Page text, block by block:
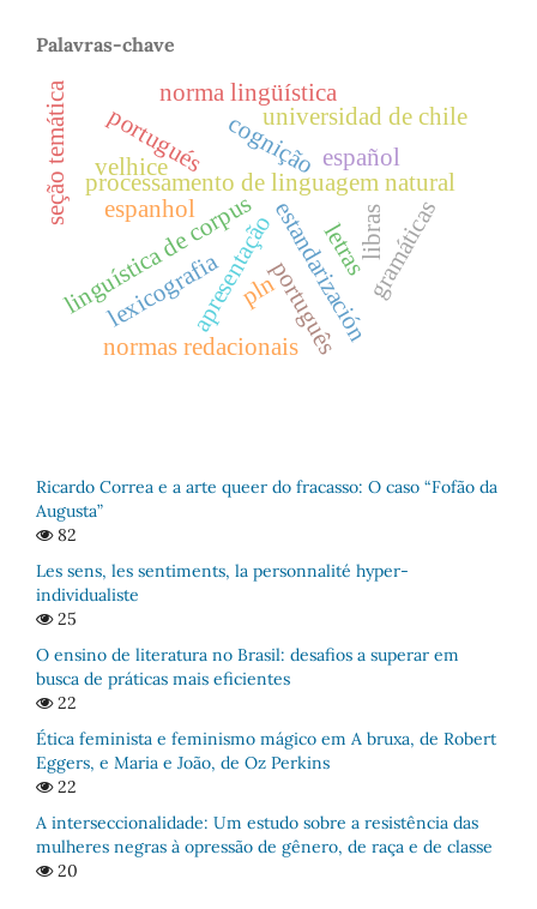
Palavras-chave
linguística de corpus
processamento de linguagem natural
letras
apresentação
seção temática cognição
estandarizacióngramáticas
universidad de chile
norma lingüística
portugués español
português
espanhol
normas redacionais
libras
lexicografia pln
velhice
Ricardo Correa e a arte queer do fracasso: O caso “Fofão da
Augusta”
82
Les sens, les sentiments, la personnalité hyper-
individualiste
25
O ensino de literatura no Brasil: desafios a superar em
busca de práticas mais eficientes
22
Ética feminista e feminismo mágico em A bruxa, de Robert
Eggers, e Maria e João, de Oz Perkins
22
A interseccionalidade: Um estudo sobre a resistência das
mulheres negras à opressão de gênero, de raça e de classe
20